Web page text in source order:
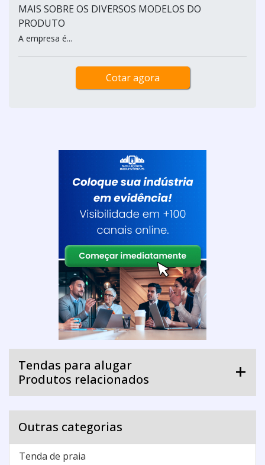
MAIS SOBRE OS DIVERSOS MODELOS DO
PRODUTO
A empresa é...
Cotar agora
Tendas para alugar
Produtos relacionados
Outras categorias
Tenda de praia